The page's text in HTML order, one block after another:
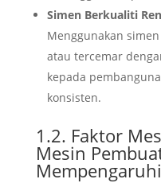
Simen Berkualiti
Menggunakan
atau tercemar
kepada
konsisten.
1.2. Faktor
Mesin